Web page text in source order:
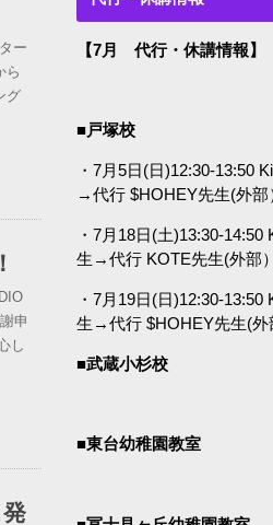
ー
ら
グ
申
し
【7月 代行・休講情報】
■戸塚校
・7月5日(日)12:30-13:50
→代行 $HOHEY先生(外部
・7月18日(土)13:30-
生→代行 KOTE先生(外部）
・7月19日(日)12:30-
生→代行 $HOHEY先生(外
■武蔵小杉校
■東台幼稚園教室